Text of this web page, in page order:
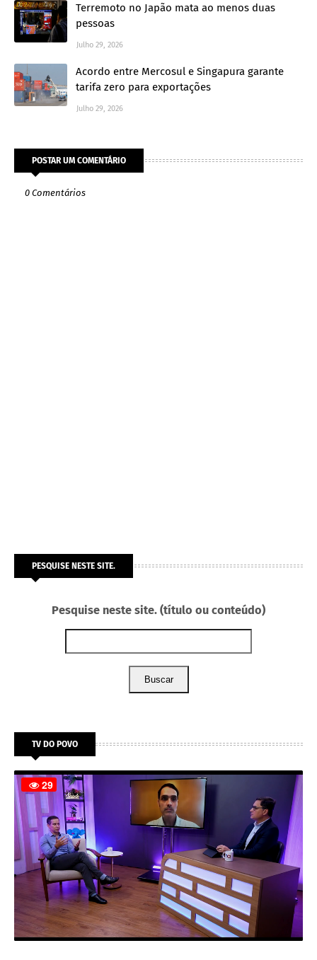
Terremoto no Japão mata ao menos duas
pessoas
Julho 29, 2026
Acordo entre Mercosul e Singapura garante
tarifa zero para exportações
Julho 29, 2026
POSTAR UM COMENTÁRIO
0 Comentários
PESQUISE NESTE SITE.
Pesquise neste site. (título ou conteúdo)
Buscar
TV DO POVO